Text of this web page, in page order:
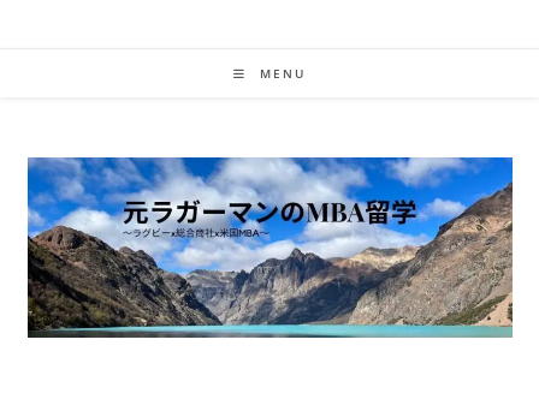
MENU